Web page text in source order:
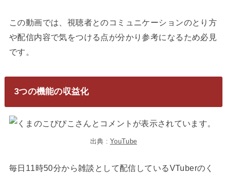
この動画では、視聴者とのコミュニケーションのとり方
や配信内容で気をつける点が分かり参考になるため必見
です。
3つの機能の収益化
出典 :YouTube
毎日11時50分から雑談として配信しているVTuberのく